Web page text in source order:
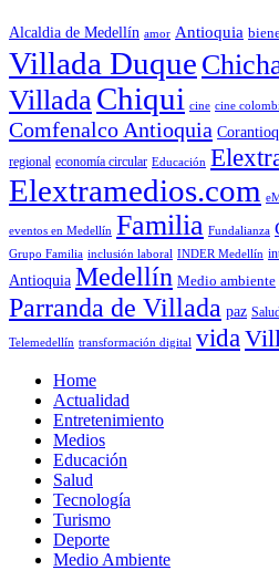
Alcaldia de Medellín amor Antioquia
Villada Duque
Villada Chiqui cine cine
Comfenalco Antioquia
regional economía circular Educación
Elextramedios.com
eventos en Medellín Familia Fundalianza
Grupo Familia inclusión laboral INDER Medellín
Antioquia Medellín Medio ambiente
Parranda de Villada paz Salud
Telemedellín transformación digital vida
Home
Actualidad
Entretenimiento
Medios
Educación
Salud
Tecnología
Turismo
Deporte
Medio Ambiente